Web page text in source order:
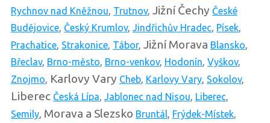
Rychnov nad Kněžnou, Trutnov, Jižní Čechy České
Budějovice, Český Krumlov, Jindřichův Hradec, Písek,
Prachatice, Strakonice, Tábor, Jižní Morava Blansko,
Břeclav, Brno-město, Brno-venkov, Hodonín, Vyškov,
Znojmo, Karlovy Vary Cheb, Karlovy Vary, Sokolov,
Liberec Česká Lípa, Jablonec nad Nisou, Liberec,
Semily, Morava a Slezsko Bruntál, Frýdek-Místek,